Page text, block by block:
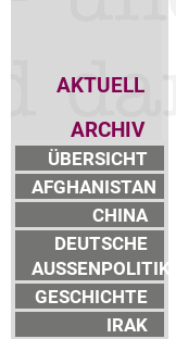
AKTUELL
ARCHIV
ÜBERSICHT
AFGHANISTAN
CHINA
DEUTSCHE
AUSSENPOLITIK
GESCHICHTE
IRAK